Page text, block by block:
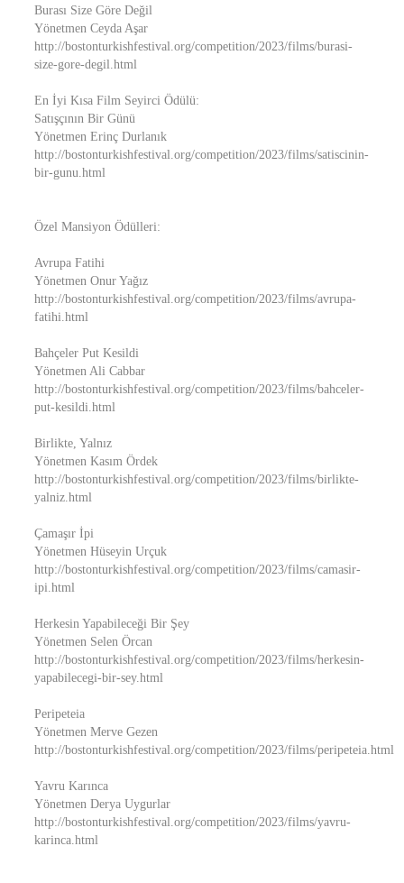
Burası Size Göre Değil
Yönetmen Ceyda Aşar
http://bostonturkishfestival.org/competition/2023/films/burasi-
size-gore-degil.html
En İyi Kısa Film Seyirci Ödülü:
Satışçının Bir Günü
Yönetmen Erinç Durlanık
http://bostonturkishfestival.org/competition/2023/films/satiscinin-
bir-gunu.html
Özel Mansiyon Ödülleri:
Avrupa Fatihi
Yönetmen Onur Yağız
http://bostonturkishfestival.org/competition/2023/films/avrupa-
fatihi.html
Bahçeler Put Kesildi
Yönetmen Ali Cabbar
http://bostonturkishfestival.org/competition/2023/films/bahceler-
put-kesildi.html
Birlikte, Yalnız
Yönetmen Kasım Ördek
http://bostonturkishfestival.org/competition/2023/films/birlikte-
yalniz.html
Çamaşır İpi
Yönetmen Hüseyin Urçuk
http://bostonturkishfestival.org/competition/2023/films/camasir-
ipi.html
Herkesin Yapabileceği Bir Şey
Yönetmen Selen Örcan
http://bostonturkishfestival.org/competition/2023/films/herkesin-
yapabilecegi-bir-sey.html
Peripeteia
Yönetmen Merve Gezen
http://bostonturkishfestival.org/competition/2023/films/peripeteia.html
Yavru Karınca
Yönetmen Derya Uygurlar
http://bostonturkishfestival.org/competition/2023/films/yavru-
karinca.html